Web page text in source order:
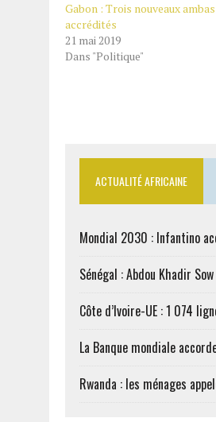
Gabon : Trois nouveaux
accrédités
21 mai 2019
Dans "Politique"
ACTUALITÉ AFRICAINE
Mondial 2030 : Infantino
Sénégal : Abdou Khadir
Côte d’Ivoire-UE : 1 074
La Banque mondiale
Rwanda : les ménages